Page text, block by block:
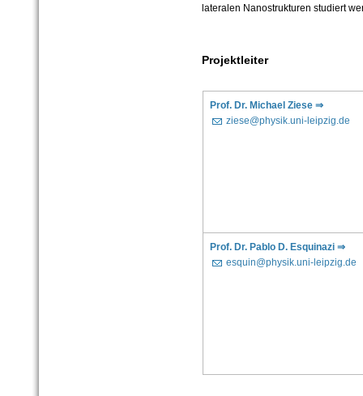
lateralen Nanostrukturen studiert
Projektleiter
Prof. Dr. Michael Ziese ⇒
ziese@physik.uni-leipzig.de
Prof. Dr. Pablo D. Esquinazi ⇒
esquin@physik.uni-leipzig.de